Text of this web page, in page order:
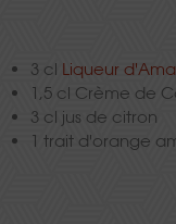
3 cl Liqueur
1,5 cl Crème de
3 cl jus de citron
1 trait d'orange